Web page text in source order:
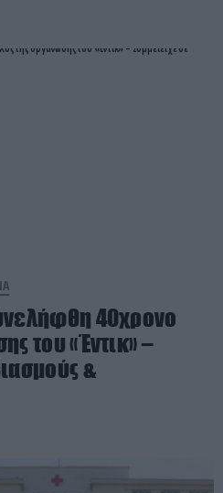
40χρονο
του «Έντικ» –
&